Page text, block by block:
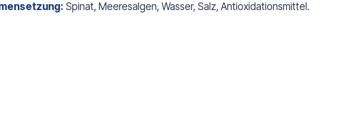
Spinat, Meeresalgen, Wasser, Salz, Antioxidationsmittel.